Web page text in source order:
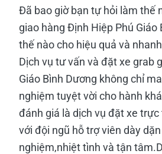
Đã bao giờ bạn tự hỏi làm thế
giao hàng Định Hiệp Phú Giáo
thế nào cho hiệu quả và
Dịch vụ tư vấn và đặt xe grab
Giáo Bình Dương không chỉ
nghiệm tuyệt vời cho hành
đánh giá là dịch vụ đặt xe trực
với đội ngũ hỗ trợ viên dày
nghiệm,nhiệt tình và tận